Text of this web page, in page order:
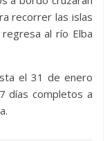
recorrer las islas
regresa al río Elba
el 31 de enero
días completos a